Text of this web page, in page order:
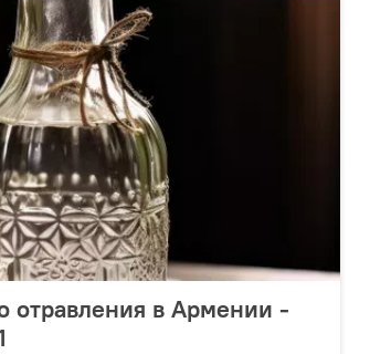
отравления в Армении -